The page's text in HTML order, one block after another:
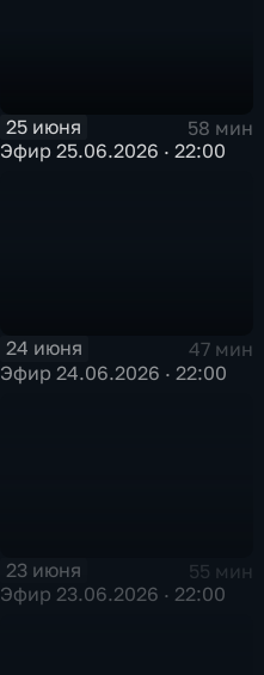
25 июня
58 мин
Эфир 25.06.2026 · 22:00
24 июня
47 мин
Эфир 24.06.2026 · 22:00
23 июня
55 мин
Эфир 23.06.2026 · 22:00